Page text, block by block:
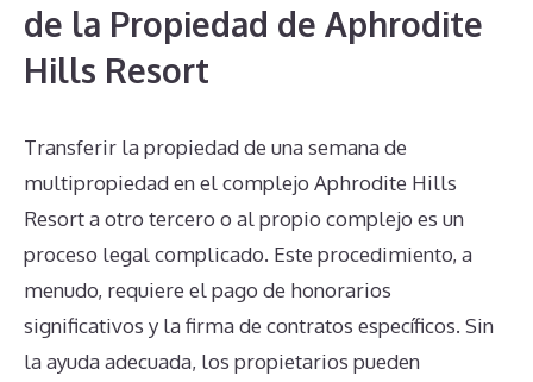
de la Propiedad de Aphrodite
Hills Resort
Transferir la propiedad de una semana de
multipropiedad en el complejo Aphrodite Hills
Resort a otro tercero o al propio complejo es un
proceso legal complicado. Este procedimiento, a
menudo, requiere el pago de honorarios
significativos y la firma de contratos específicos. Sin
la ayuda adecuada, los propietarios pueden